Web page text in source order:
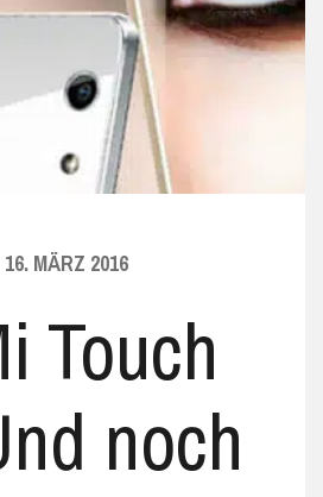
16. MÄRZ 2016
Touch
noch